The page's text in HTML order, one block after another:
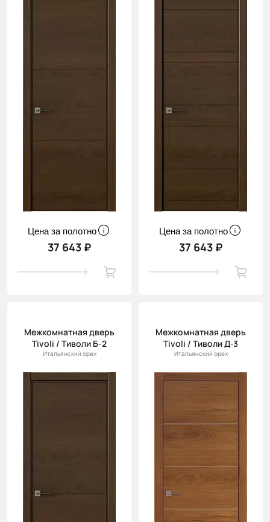
Цена за полотно
37 643 ₽
Цена за полотно
37 643 ₽
Межкомнатная дверь
Tivoli / Тиволи Б-2
Итальянский орех
Межкомнатная дверь
Tivoli / Тиволи Д-3
Итальянский орех